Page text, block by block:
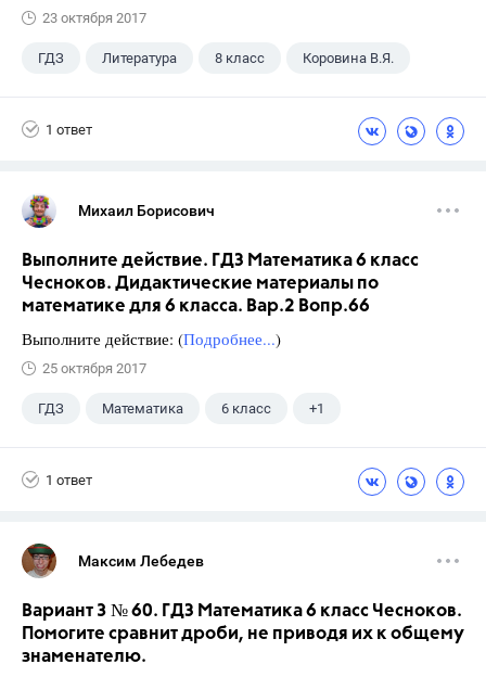
23 октября 2017
ГДЗ Литература 8 класс Коровина В.Я.
1 ответ
Михаил Борисович
Выполните действие. ГДЗ Математика 6 класс
Чесноков. Дидактические материалы по
математике для 6 класса. Вар.2 Вопр.66
Выполните действие: (Подробнее...)
25 октября 2017
ГДЗ Математика 6 класс +1
1 ответ
Максим Лебедев
Вариант 3 № 60. ГДЗ Математика 6 класс Чесноков.
Помогите сравнит дроби, не приводя их к общему
знаменателю.